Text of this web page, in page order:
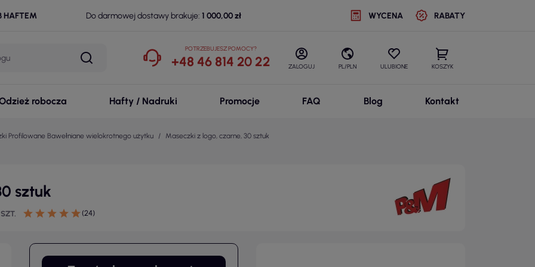
HAFTEM Do darmowej dostawy brakuje: 1 000,00 zł WYCENA RABATY
POTRZEBUJESZ POMOCY?
+48 46 814 20 22 ZALOGUJ PL/PLN ULUBIONE KOSZYK
robocza Hafty / Nadruki Promocje FAQ Blog Kontakt
Profilowane Bawełniane wielokrotnego użytku Maseczki z logo, czarne, 30 sztuk
sztuk
(24)